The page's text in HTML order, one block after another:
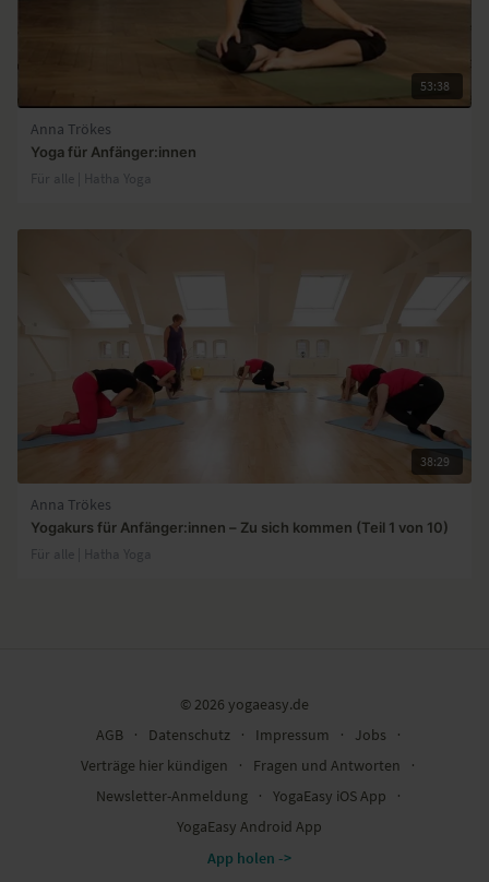
53:38
Anna Trökes
Yoga für Anfänger:innen
Für alle | Hatha Yoga
38:29
Anna Trökes
Yogakurs für Anfänger:innen – Zu sich kommen (Teil 1 von 10)
Für alle | Hatha Yoga
© 2026 yogaeasy.de
AGB
∙ Datenschutz ∙ Impressum ∙ Jobs
∙
Verträge hier kündigen
∙ Fragen und Antworten
∙
Newsletter-Anmeldung
∙ YogaEasy iOS App
∙
YogaEasy Android App
App holen ->